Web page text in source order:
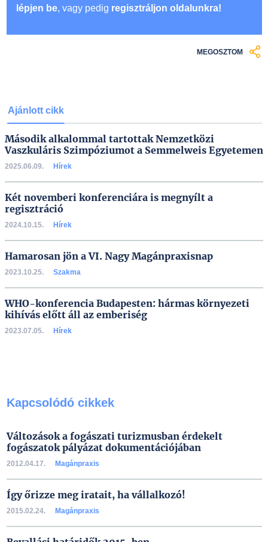
lépjen be, vagy pedig regisztráljon oldalunkra!
MEGOSZTOM
Ajánlott cikk
Második alkalommal tartottak Nemzetközi
Vaszkuláris Szimpóziumot a Semmelweis Egyetemen
2025.06.09. Hírek
Két novemberi konferenciára is megnyílt a
regisztráció
2024.10.15. Hírek
Hamarosan jön a VI. Nagy Magánpraxisnap
2023.10.25. Szakma
WHO-konferencia Budapesten: hármas környezeti
kihívás előtt áll az emberiség
2023.07.05. Hírek
Kapcsolódó cikkek
Változások a fogászati turizmusban érdekelt
fogászatok pályázat dokumentációjában
2012.04.17. Magánpraxis
Így őrizze meg iratait, ha vállalkozó!
2015.02.24. Magánpraxis